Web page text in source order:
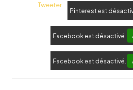
Tweeter
Pinterest est
Facebook est désactivé.
Facebook est désactivé.